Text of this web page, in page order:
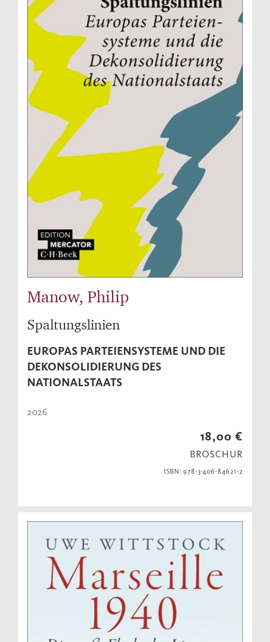
Manow, Philip
Spaltungslinien
EUROPAS PARTEIENSYSTEME UND DIE
DEKONSOLIDIERUNG DES
NATIONALSTAATS
2026
18,00 €
BROSCHUR
ISBN: 978-3-406-84621-2